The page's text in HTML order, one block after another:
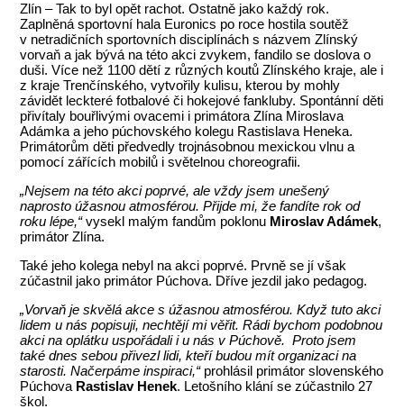
Zlín – Tak to byl opět rachot. Ostatně jako každý rok.
Zaplněná sportovní hala Euronics po roce hostila soutěž
v netradičních sportovních disciplínách s názvem Zlínský
vorvaň a jak bývá na této akci zvykem, fandilo se doslova o
duši. Více než 1100 dětí z různých koutů Zlínského kraje, ale i
z kraje Trenčínského, vytvořily kulisu, kterou by mohly
závidět leckteré fotbalové či hokejové fankluby. Spontánní děti
přivítaly bouřlivými ovacemi i primátora Zlína Miroslava
Adámka a jeho púchovského kolegu Rastislava Heneka.
Primátorům děti předvedly trojnásobnou mexickou vlnu a
pomocí zářících mobilů i světelnou choreografii.
„Nejsem na této akci poprvé, ale vždy jsem unešený
naprosto úžasnou atmosférou. Přijde mi, že fandíte rok od
roku lépe,“vysekl malým fandům poklonu Miroslav Adámek,
primátor Zlína.
Také jeho kolega nebyl na akci poprvé. Prvně se jí však
zúčastnil jako primátor Púchova. Dříve jezdil jako pedagog.
„Vorvaň je skvělá akce s úžasnou atmosférou. Když tuto akci
lidem u nás popisuji, nechtějí mi věřit. Rádi bychom podobnou
akci na oplátku uspořádali i u nás v Púchově. Proto jsem
také dnes sebou přivezl lidi, kteří budou mít organizaci na
starosti. Načerpáme inspiraci,“ prohlásil primátor slovenského
Púchova Rastislav Henek. Letošního klání se zúčastnilo 27
škol.